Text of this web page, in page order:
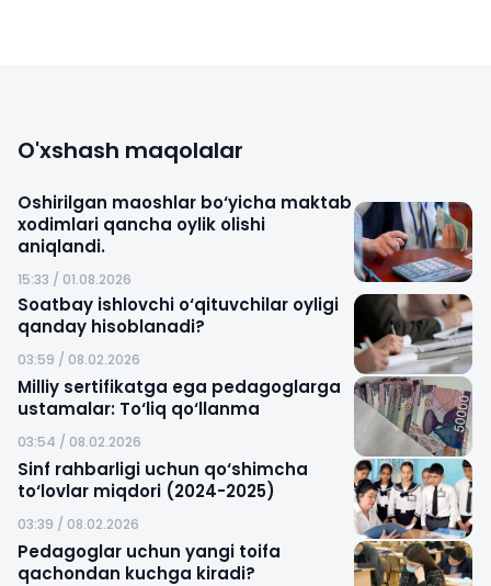
O'xshash maqolalar
Oshirilgan maoshlar bo‘yicha maktab
xodimlari qancha oylik olishi
aniqlandi.
15:33 / 01.08.2026
Soatbay ishlovchi o‘qituvchilar oyligi
qanday hisoblanadi?
03:59 / 08.02.2026
Milliy sertifikatga ega pedagoglarga
ustamalar: To‘liq qo‘llanma
03:54 / 08.02.2026
Sinf rahbarligi uchun qo‘shimcha
to‘lovlar miqdori (2024-2025)
03:39 / 08.02.2026
Pedagoglar uchun yangi toifa
qachondan kuchga kiradi?